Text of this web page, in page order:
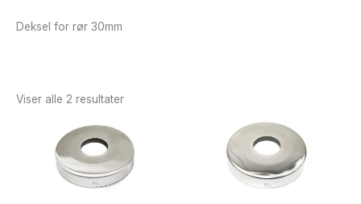
Deksel for rør 30mm
Viser alle 2 resultater